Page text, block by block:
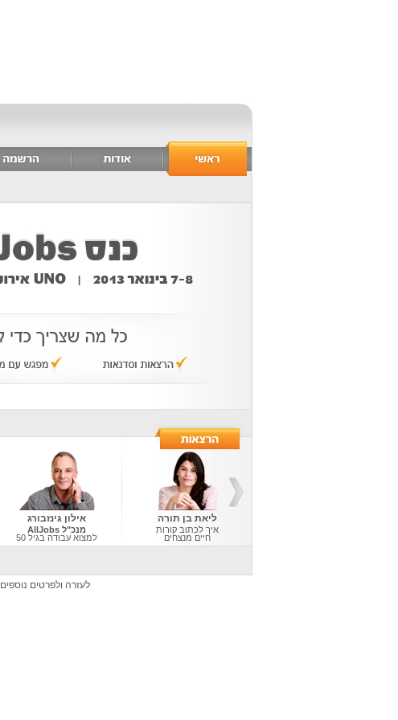
ליאת בן תורה
איך לכתוב קורות
חיים מנצחים
אילון גינזבורג
מנכ"ל AllJobs
למצוא עבודה בגיל 50
לעזרה ולפרטים נוספים